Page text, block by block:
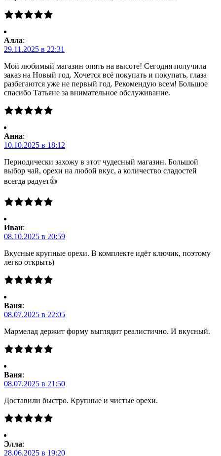
Алла:
29.11.2025 в 22:31
Мой любимый магазин опять на высоте! Сегодня получила
заказ на Новый год. Хочется всё покупать и покупать, глаза
разбегаются уже не первый год. Рекомендую всем! Большое
спасибо Татьяне за внимательное обслуживание.
Анна:
10.10.2025 в 18:12
Периодически захожу в этот чудесный магазин. Большой
выбор чай, орехи на любой вкус, а количество сладостей
всегда радует👍
Иван:
08.10.2025 в 20:59
Вкусные крупные орехи. В комплекте идёт ключик, поэтому
легко открыть)
Ваня:
08.07.2025 в 22:05
Мармелад держит форму выглядит реалистично. И вкусный.
Ваня:
08.07.2025 в 21:50
Доставили быстро. Крупные и чистые орехи.
Элла:
28.06.2025 в 19:20